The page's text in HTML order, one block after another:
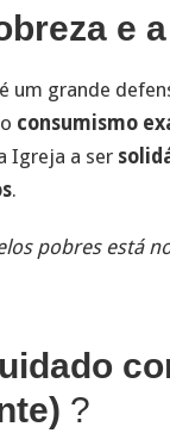
e
um grande
consumismo
Igreja a ser
.
pobres está
?